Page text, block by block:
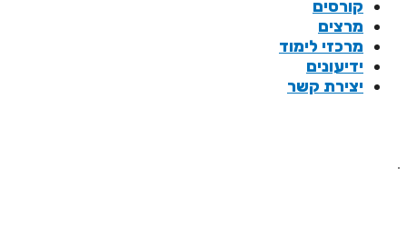
קורסים
מרצים
מרכזי לימוד
ידיעונים
יצירת קשר